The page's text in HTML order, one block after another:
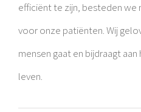
efficiënt te zijn, besteden
voor onze patiënten. Wij
mensen gaat en bijdraagt
leven.